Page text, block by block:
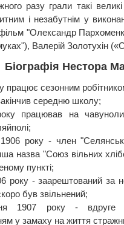
разу грали такі
і незабутнім у
"Олександр
Валерій Золотухін
Біографія Нестора
працює сезонним
середню школу;
працював на
року - член
назва "Союз вільних
пункті;
року - заарештований за
був звільнений;
1907 року - вдруге
у замаху на життя